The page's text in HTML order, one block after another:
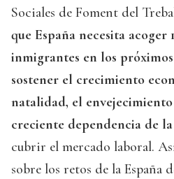
Sociales de Foment del
que España necesita acoger
inmigrantes en los
sostener el crecimiento
natalidad, el
creciente dependencia de la
cubrir el mercado laboral.
sobre los retos de la España